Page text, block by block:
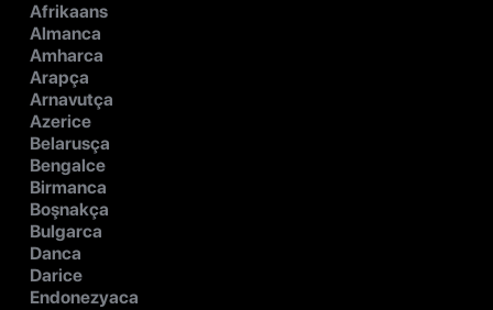
Afrikaans
Almanca
Amharca
Arapça
Arnavutça
Azerice
Belarusça
Bengalce
Birmanca
Boşnakça
Bulgarca
Danca
Darice
Endonezyaca